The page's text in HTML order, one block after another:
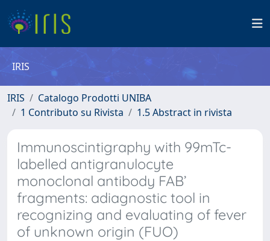
IRIS
IRIS
Catalogo Prodotti UNIBA
1 Contributo su Rivista
1.5 Abstract in rivista
Immunoscintigraphy with 99mTc-
labelled antigranulocyte
monoclonal antibody FAB’
fragments: adiagnostic tool in
recognizing and evaluating of fever
of unknown origin (FUO)